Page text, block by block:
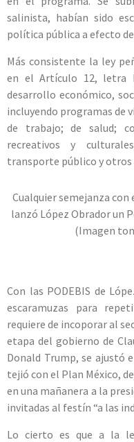
salinista, habían sido
política pública a efecto
Más consistente la ley
en el Artículo 12, letra
desarrollo económico,
incluyendo programas de
de trabajo; de salud;
recreativos y
transporte público y otros
Cualquier semejanza con
lanzó López Obrador un
(Imagen
Con las PODEBIS de
escaramuzas para
requiere de incoporar al
etapa del gobierno de
Donald Trump, se ajustó
tejió con el Plan México,
en una mañanera a la
invitadas al festín “a las
Lo cierto es que a la